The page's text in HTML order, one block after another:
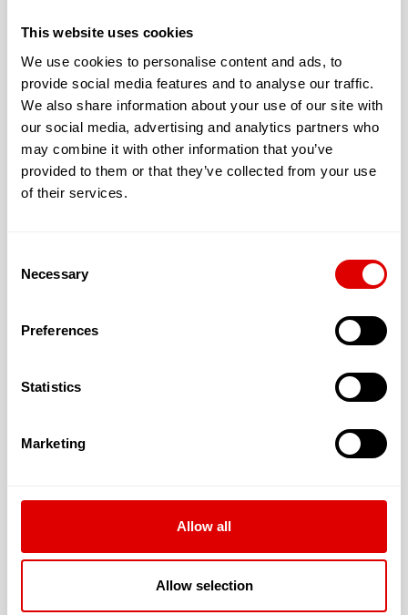
This website uses cookies
We use cookies to personalise content and ads, to
provide social media features and to analyse our traffic.
We also share information about your use of our site with
our social media, advertising and analytics partners who
may combine it with other information that you’ve
provided to them or that they’ve collected from your use
of their services.
Selection
Necessary
Preferences
Statistics
Marketing
Allow all
Allow selection
Cette résidence vous offre un logement avec :
Avec un jardin extérieur accessible et sécurisé
L’accueil proposé peut être :
Permanent
Temporaire
T1 : 25.53 € ( m²)
La résidence accepte les résidents dont la